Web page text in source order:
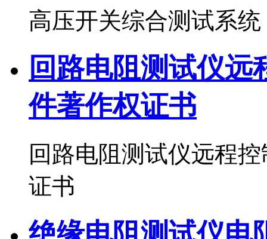
高压开关综合测试系
回路电阻测试仪
件著作权证书
回路电阻测试仪远程
证书